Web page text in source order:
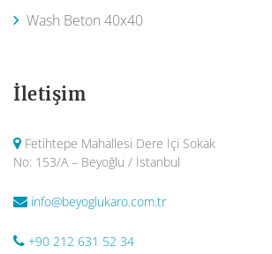
Wash Beton 40x40
İletişim
Fetihtepe Mahallesi Dere İçi Sokak
No: 153/A – Beyoğlu / İstanbul
info@beyoglukaro.com.tr
+90 212 631 52 34